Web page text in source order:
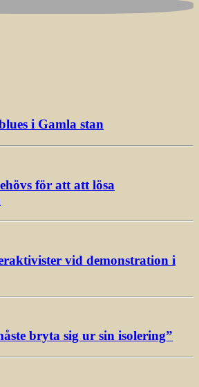
i Gamla stan
för att att lösa
vid demonstration i
bryta sig ur sin isolering”